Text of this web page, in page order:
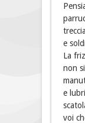
e
La
non
e
voi